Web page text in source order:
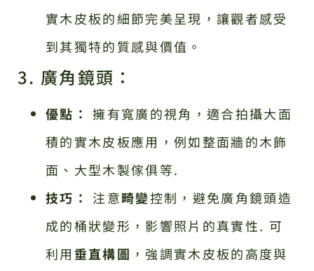
實木皮板的細節完美呈現，讓觀者感受
到其獨特的質感與價值。
3. 廣角鏡頭：
優點： 擁有寬廣的視角，適合拍攝大面
積的實木皮板應用，例如整面牆的木飾
面、大型木製傢俱等.
技巧：
注意畸變控制，避免廣角鏡頭造
成的桶狀變形，影響照片的真實性. 可
利用垂直構圖 ，強調實木皮板的高度與